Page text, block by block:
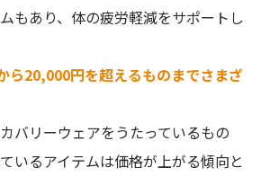
もあり、体の疲労軽減をサポートし
ら20,000円を超えるものまでさまざ
バリーウェアをうたっているもの
いるアイテムは価格が上がる傾向と